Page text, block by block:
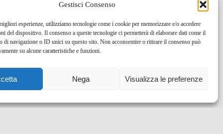
Gestisci Consenso
esperienze, utilizziamo tecnologie come i cookie per memorizzare e/o accedere
del dispositivo. Il consenso a queste tecnologie ci permetterà di elaborare dati come il
di navigazione o ID unici su questo sito. Non acconsentire o ritirare il consenso può
su alcune caratteristiche e funzioni.
Nega Visualizza le preferenze
Inghilterra